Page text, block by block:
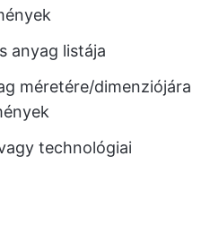
anyag listája
méretére/dimenziójára
technológiai